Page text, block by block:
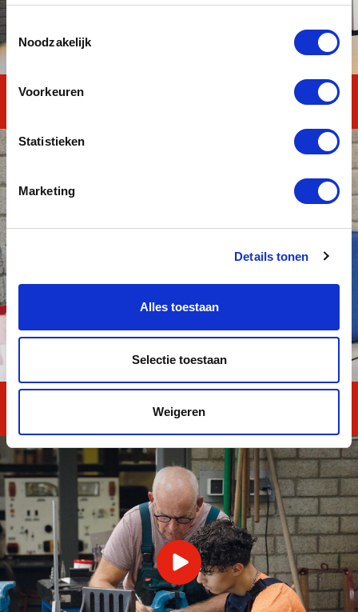
Toestemmingsselectie
Noodzakelijk
Voorkeuren
Statistieken
Marketing
Details tonen
Alles toestaan
Selectie toestaan
Weigeren
Reken en Taal TOTAAL